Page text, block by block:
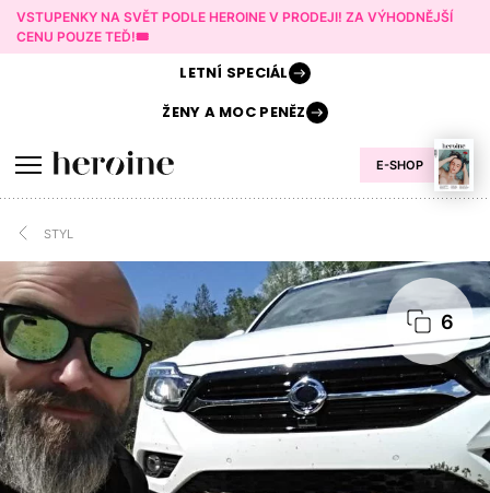
VSTUPENKY NA SVĚT PODLE HEROINE V PRODEJI! ZA VÝHODNĚJŠÍ
CENU POUZE TEĎ!🎟️
E-SHOP
LETNÍ SPECIÁL
ŽENY AMOC PENĚZ
STYL
6